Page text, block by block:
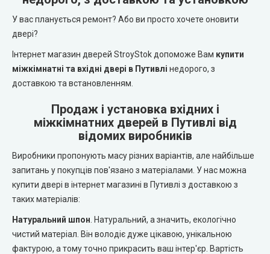
REDFORT (Редфорт)
Abwehr (Абвер)
Міністерство Дверей
MAGDA (Магда)
ARTIZ (Артиз)
Протипожежні двері
Leador Gloss
Darumi (Дарумі)
Екодверка (з масиву сосни)
Статус (Status Doors)
Estet Doors (Естет Дорс)
Стильні Двері
У вас планується ремонт? Або ви просто хочете оновити
двері?
Інтернет магазин дверей StroyStok допоможе Вам купити
міжкімнатні та вхідні двері в Путивлі недорого, з
доставкою та встановленням.
Продаж і установка вхідних і
міжкімнатних дверей в Путивлі від
відомих виробників
Виробники пропонують масу різних варіантів, але найбільше
запитань у покупців пов'язано з матеріалами. У нас можна
купити двері в інтернет магазині в Путивлі з доставкою з
таких матеріалів:
Натуральний шпон . Натуральний, а значить, екологічно
чистий матеріал. Він володіє дуже цікавою, унікальною
фактурою, а тому точно прикрасить ваш інтер'єр. Вартість